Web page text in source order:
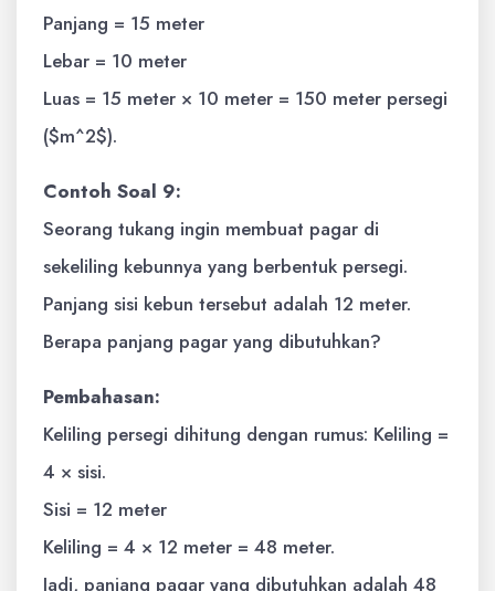
Panjang = 15 meter
Lebar = 10 meter
Luas = 15 meter × 10 meter = 150 meter persegi
($m^2$).
Contoh Soal 9:
Seorang tukang ingin membuat pagar di
sekeliling kebunnya yang berbentuk persegi.
Panjang sisi kebun tersebut adalah 12 meter.
Berapa panjang pagar yang dibutuhkan?
Pembahasan:
Keliling persegi dihitung dengan rumus: Keliling =
4 × sisi.
Sisi = 12 meter
Keliling = 4 × 12 meter = 48 meter.
Jadi, panjang pagar yang dibutuhkan adalah 48